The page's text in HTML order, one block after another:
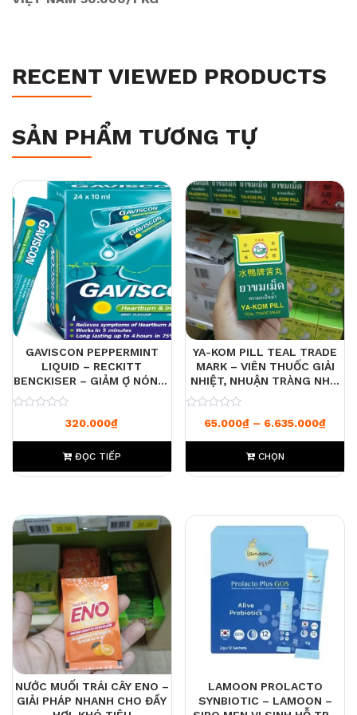
RECENT VIEWED PRODUCTS
SẢN PHẨM TƯƠNG TỰ
GAVISCON PEPPERMINT
LIQUID – RECKITT
BENCKISER – GIẢM Ợ NÓNG,
TRÀO NGƯỢC VÀ KHÓ TIÊU
– DÒNG MÀU XANH
320.000₫
ĐỌC TIẾP
YA-KOM PILL TEAL TRADE
MARK – VIÊN THUỐC GIẢI
NHIỆT, NHUẬN TRÀNG NHẸ,
GIẢM ĐAU HỌNG
65.000₫ – 6.635.000₫
CHỌN
NƯỚC MUỐI TRÁI CÂY ENO –
GIẢI PHÁP NHANH CHO ĐẦY
LAMOON PROLACTO
SYNBIOTIC – LAMOON –